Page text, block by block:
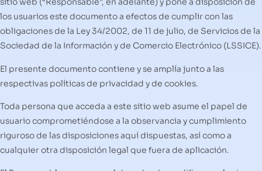
los usuarios este documento a efectos de cumplir con las
obligaciones de la Ley 34/2002, de 11 de julio, de Servicios de la
Sociedad de la Información y de Comercio Electrónico (LSSICE).
El presente documento contiene y se amplía junto a las
respectivas políticas de privacidad y de cookies.
Toda persona que acceda a este sitio web asume el papel de
usuario comprometiéndose a la observancia y cumplimiento
riguroso de las disposiciones aquí dispuestas, así como a
cualquier otra disposición legal que fuera de aplicación.